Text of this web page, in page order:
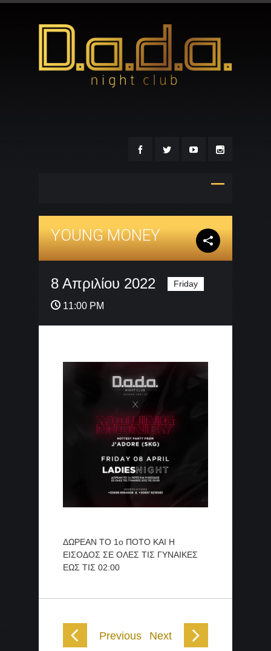
YOUNG MONEY
8 Απριλίου 2022 Friday
11:00 PM
ΔΩΡΕΑΝ ΤΟ 1ο ΠΟΤΟ ΚΑΙ Η
ΕΙΣΟΔΟΣ ΣΕ ΟΛΕΣ ΤΙΣ ΓΥΝΑΙΚΕΣ
ΕΩΣ ΤΙΣ 02:00
Previous Next